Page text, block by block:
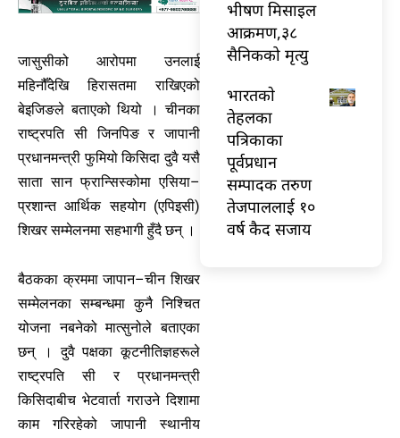
जासुसीको आरोपमा उनलाई
महिनौँदेखि हिरासतमा राखिएको
बेइजिङले बताएको थियो । चीनका
राष्ट्रपति सी जिनपिङ र जापानी
प्रधानमन्त्री फुमियो किसिदा दुवै यसै
साता सान फ्रान्सिस्कोमा एसिया–
प्रशान्त आर्थिक सहयोग (एपिइसी)
शिखर सम्मेलनमा सहभागी हुँदै छन् ।
बैठकका क्रममा जापान–चीन शिखर
सम्मेलनका सम्बन्धमा कुनै निश्चित
योजना नबनेको मात्सुनोले बताएका
छन् । दुवै पक्षका कूटनीतिज्ञहरूले
राष्ट्रपति सी र प्रधानमन्त्री
किसिदाबीच भेटवार्ता गराउने दिशामा
काम गरिरहेको जापानी स्थानीय
भीषण मिसाइल
आक्रमण,३८
सैनिकको मृत्यु
भारतकाे
तेहलका
पत्रिकाका
पूर्वप्रधान
सम्पादक तरुण
तेजपाललाई १०
वर्ष कैद सजाय